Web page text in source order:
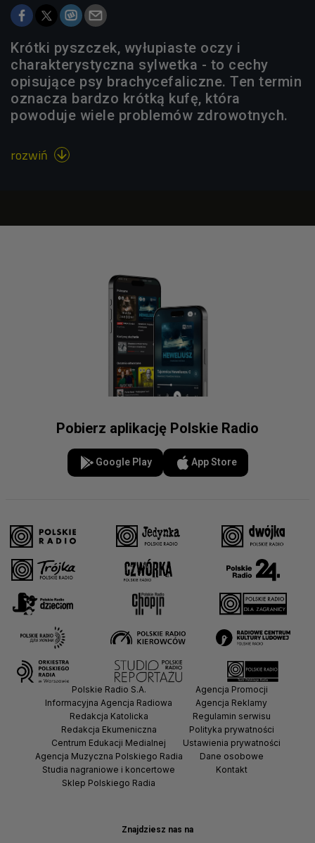
Krótki pyszczek, wyłupiaste oczy i
charakterystyczna sylwetka - to cechy
opisujące psy brachycefaliczne. Ten termin
oznacza bardzo krótką kufę, która
powoduje wiele problemów zdrowotnych.
rozwiń 
Pobierz aplikację Polskie Radio
Google Play App Store
Znajdziesz nas na
Polskie Radio S.A.
Informacyjna Agencja Radiowa
Redakcja Katolicka
Redakcja Ekumeniczna
Centrum Edukacji Medialnej
Agencja Muzyczna Polskiego Radia
Studia nagraniowe i koncertowe
Sklep Polskiego Radia
Agencja Promocji
Agencja Reklamy
Regulamin serwisu
Polityka prywatności
Ustawienia prywatności
Dane osobowe
Kontakt